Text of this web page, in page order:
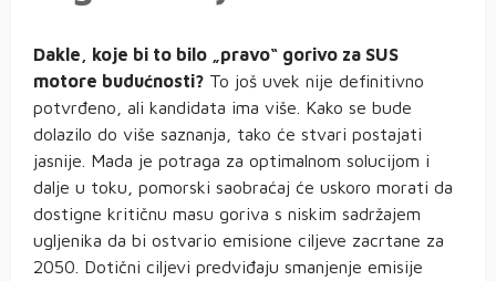
Dakle, koje bi to bilo „pravo“ gorivo za SUS
motore budućnosti? To još uvek nije definitivno
potvrđeno, ali kandidata ima više. Kako se bude
dolazilo do više saznanja, tako će stvari postajati
jasnije. Mada je potraga za optimalnom solucijom i
dalje u toku, pomorski saobraćaj će uskoro morati da
dostigne kritičnu masu goriva s niskim sadržajem
ugljenika da bi ostvario emisione ciljeve zacrtane za
2050. Dotični ciljevi predviđaju smanjenje emisije